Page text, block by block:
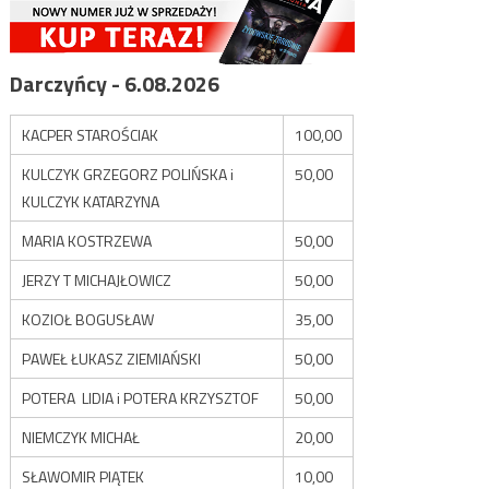
Darczyńcy - 6.08.2026
KACPER STAROŚCIAK
100,00
KULCZYK GRZEGORZ POLIŃSKA i
KULCZYK KATARZYNA
50,00
MARIA KOSTRZEWA
50,00
JERZY T MICHAJŁOWICZ
50,00
KOZIOŁ BOGUSŁAW
35,00
PAWEŁ ŁUKASZ ZIEMIAŃSKI
50,00
POTERA LIDIA i POTERA KRZYSZTOF
50,00
NIEMCZYK MICHAŁ
20,00
SŁAWOMIR PIĄTEK
10,00